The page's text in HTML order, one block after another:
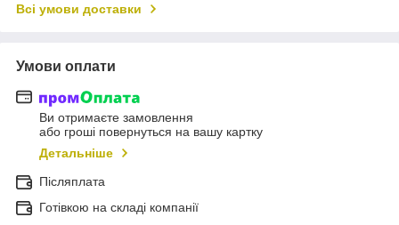
Всі умови доставки
Умови оплати
Ви отримаєте замовлення
або гроші повернуться на вашу картку
Детальніше
Післяплата
Готівкою на складі компанії